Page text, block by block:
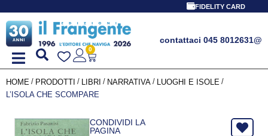
FIDELITY CARD
contattaci 045 8012631@
0
HOME / PRODOTTI / LIBRI / NARRATIVA / LUOGHI E ISOLE /
L’ISOLA CHE SCOMPARE
CONDIVIDI LA
PAGINA